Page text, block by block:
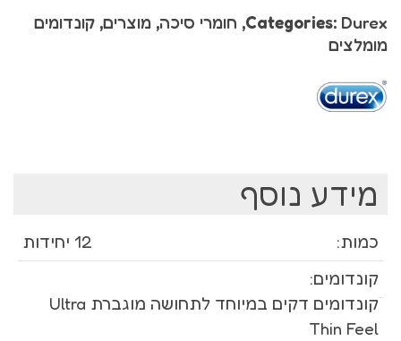
Categories: Durex
, חומרי סיכה, מוצרים, קונדומים
מומלצים
מידע נוסף
כמות:
12 יחידות
קונדומים:
קונדומים דקים במיוחד לתחושה מוגברת Ultra
Thin Feel